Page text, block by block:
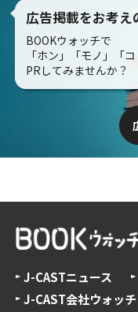
広告掲載をお考え
BOOKウォッチで
「ホン」「モノ」「
PRしてみませんか？
J-CASTニュース
J-CAST会社ウォッチ